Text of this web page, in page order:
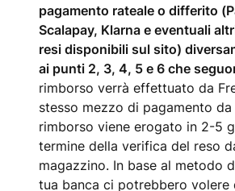
pagamento rateale o differito
Scalapay, Klarna e eventuali
resi disponibili sul sito)
ai punti 2, 3, 4, 5 e 6 che
rimborso verrà effettuato da
stesso mezzo di pagamento
rimborso viene erogato in 2-5
termine della verifica del reso
magazzino. In base al metodo
tua banca ci potrebbero volere